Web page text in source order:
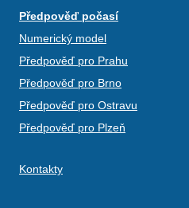
Předpověď počasí
Numerický model
Předpověď pro Prahu
Předpověď pro Brno
Předpověď pro Ostravu
Předpověď pro Plzeň
Kontakty